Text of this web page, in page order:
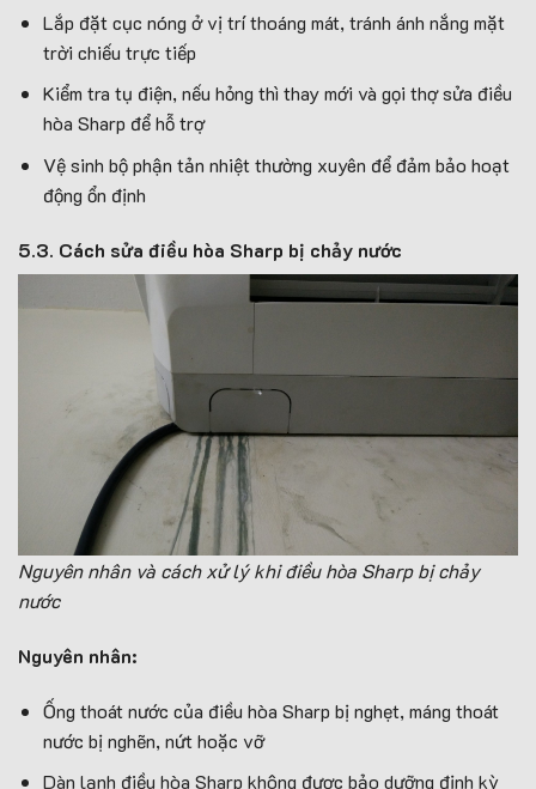
Lắp đặt cục nóng ở vị trí thoáng mát, tránh ánh nắng mặt
trời chiếu trực tiếp
Kiểm tra tụ điện, nếu hỏng thì thay mới và gọi thợ sửa điều
hòa Sharp để hỗ trợ
Vệ sinh bộ phận tản nhiệt thường xuyên để đảm bảo hoạt
động ổn định
5.3. Cách sửa điều hòa Sharp bị chảy nước
Nguyên nhân và cách xử lý khi điều hòa Sharp bị chảy
nước
Nguyên nhân:
Ống thoát nước của điều hòa Sharp bị nghẹt, máng thoát
nước bị nghẽn, nứt hoặc vỡ
Dàn lạnh điều hòa Sharp không được bảo dưỡng định kỳ